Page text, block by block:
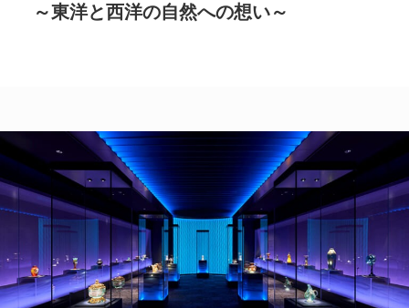
NEWS
POLICY COMPANY
～東洋と西洋の自然への想い～